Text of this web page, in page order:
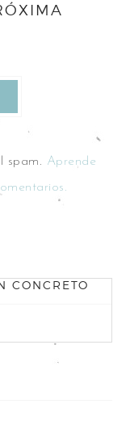
spam. Aprende
CONCRETO